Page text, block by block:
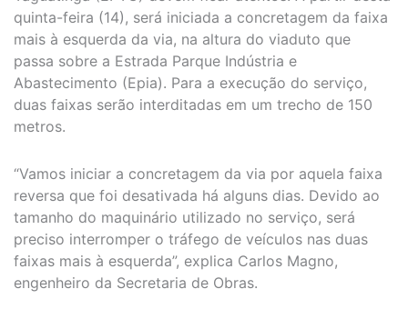
quinta-feira (14), será iniciada a concretagem da faixa
mais à esquerda da via, na altura do viaduto que
passa sobre a Estrada Parque Indústria e
Abastecimento (Epia). Para a execução do serviço,
duas faixas serão interditadas em um trecho de 150
metros.
“Vamos iniciar a concretagem da via por aquela faixa
reversa que foi desativada há alguns dias. Devido ao
tamanho do maquinário utilizado no serviço, será
preciso interromper o tráfego de veículos nas duas
faixas mais à esquerda”, explica Carlos Magno,
engenheiro da Secretaria de Obras.